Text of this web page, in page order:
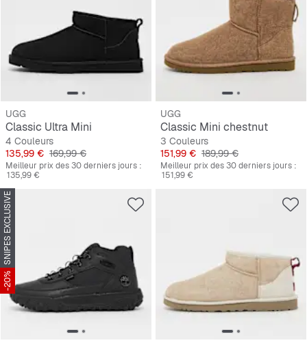
UGG
Classic Ultra Mini
4 Couleurs
Prix
135,99 € Prix original
169,99 €
Meilleur prix des 30 derniers jours :
135,99 €
UGG
Classic Mini chestnut
3 Couleurs
Prix
151,99 € Prix original
189,99 €
Meilleur prix des 30 derniers jours :
151,99 €
SNIPES EXCLUSIVE
-20%